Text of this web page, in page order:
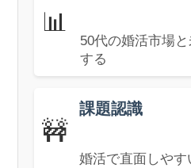
📊
50代の婚活市場
する
🚧
課題認識
婚活で直面しやす